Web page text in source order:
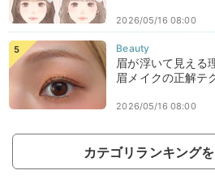
2026/05/16 08:00
眉が浮いて見える
眉メイクの正解テ
2026/05/16 08:00
カテゴリランキング